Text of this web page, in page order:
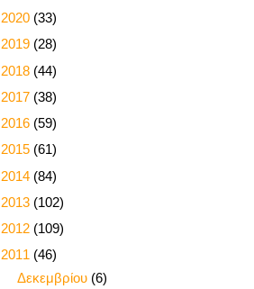
2020 (33)
2019 (28)
2018 (44)
2017 (38)
2016 (59)
2015 (61)
2014 (84)
2013 (102)
2012 (109)
2011 (46)
Δεκεμβρίου (6)